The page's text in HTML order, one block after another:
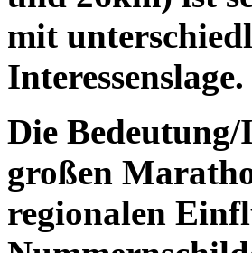
mit
Interessenslage.
Die
großen
regionalen